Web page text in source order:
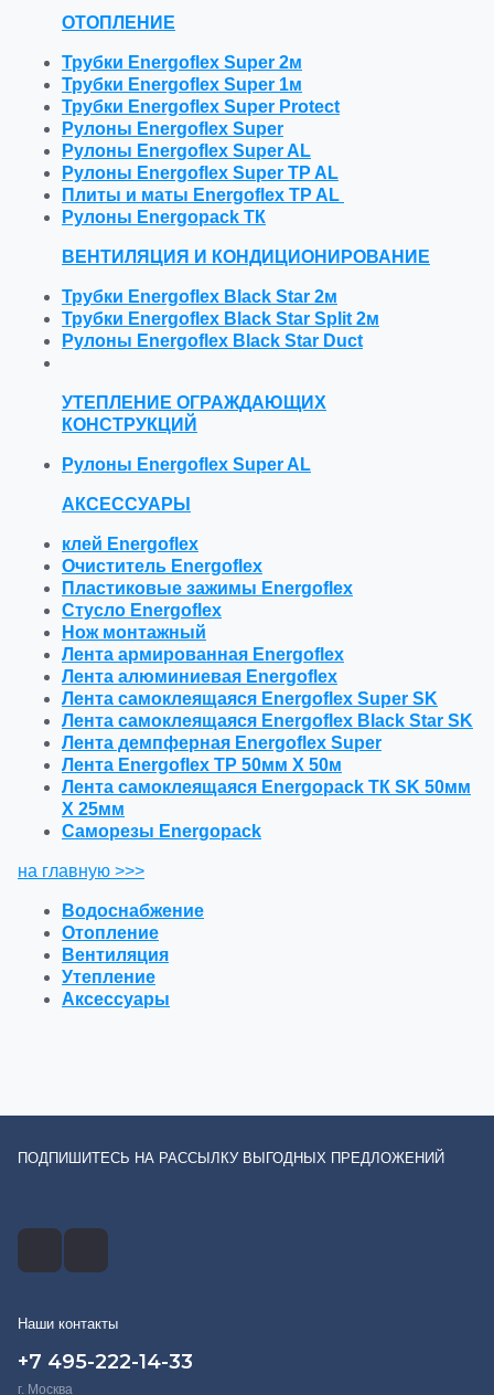
ОТОПЛЕНИЕ
Трубки Energoflex Super 2м
Трубки Energoflex Super 1м
Трубки Energoflex Super Protect
Рулоны Energoflex Super
Рулоны Energoflex Super AL
Рулоны Energoflex Super TP AL
Плиты и маты Energoflex TP AL
Рулоны Energopack ТК
ВЕНТИЛЯЦИЯ И КОНДИЦИОНИРОВАНИЕ
Трубки Energoflex Black Star 2м
Трубки Energoflex Black Star Split 2м
Рулоны Energoflex Black Star Duct
УТЕПЛЕНИЕ ОГРАЖДАЮЩИХ
КОНСТРУКЦИЙ
Рулоны Energoflex Super AL
АКСЕССУАРЫ
клей Energoflex
Очиститель Energoflex
Пластиковые зажимы Energoflex
Стусло Energoflex
Нож монтажный
Лента армированная Energoflex
Лента алюминиевая Energoflex
Лента самоклеящаяся Energoflex Super SK
Лента самоклеящаяся Energoflex Black Star SK
Лента демпферная Energoflex Super
Лента Energoflex TP 50мм Х 50м
Лента самоклеящаяся Energopack ТК SK 50мм
Х 25мм
Саморезы Energopack
на главную >>>
Водоснабжение
Отопление
Вентиляция
Утепление
Аксессуары
ПОДПИШИТЕСЬ НА РАССЫЛКУ ВЫГОДНЫХ ПРЕДЛОЖЕНИЙ
Наши контакты
+7 495-222-14-33
г. Москва